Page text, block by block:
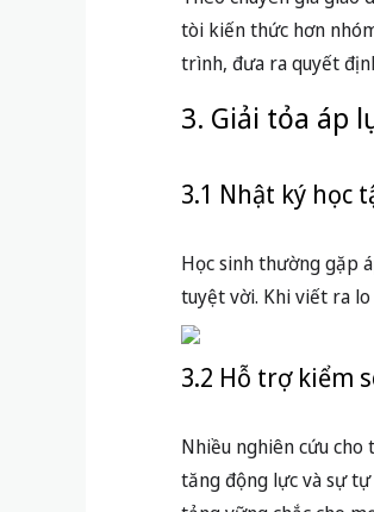
tòi kiến thức hơn
trình, đưa ra quyết
3. Giải tỏa áp
3.1 Nhật ký học
Học sinh thường gặp
tuyệt vời. Khi viết ra
3.2 Hỗ trợ kiểm
Nhiều nghiên cứu
tăng động lực và sự